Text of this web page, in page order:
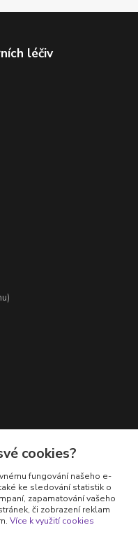
léčiv
cookies?
fungování našeho e-
ke sledování statistik o
zapamatování vašeho
či zobrazení reklam
Více k využití cookies